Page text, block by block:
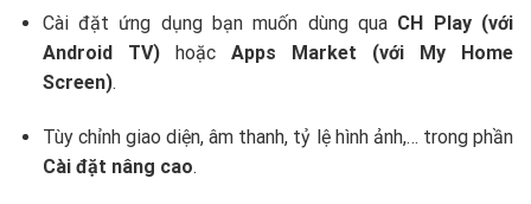
Cài đặt ứng dụng bạn muốn dùng qua CH Play (với
Android TV)hoặc Apps Market (với My Home
Screen).
Tùy chỉnh giao diện, âm thanh, tỷ lệ hình ảnh,… trong phần
Cài đặt nâng cao.